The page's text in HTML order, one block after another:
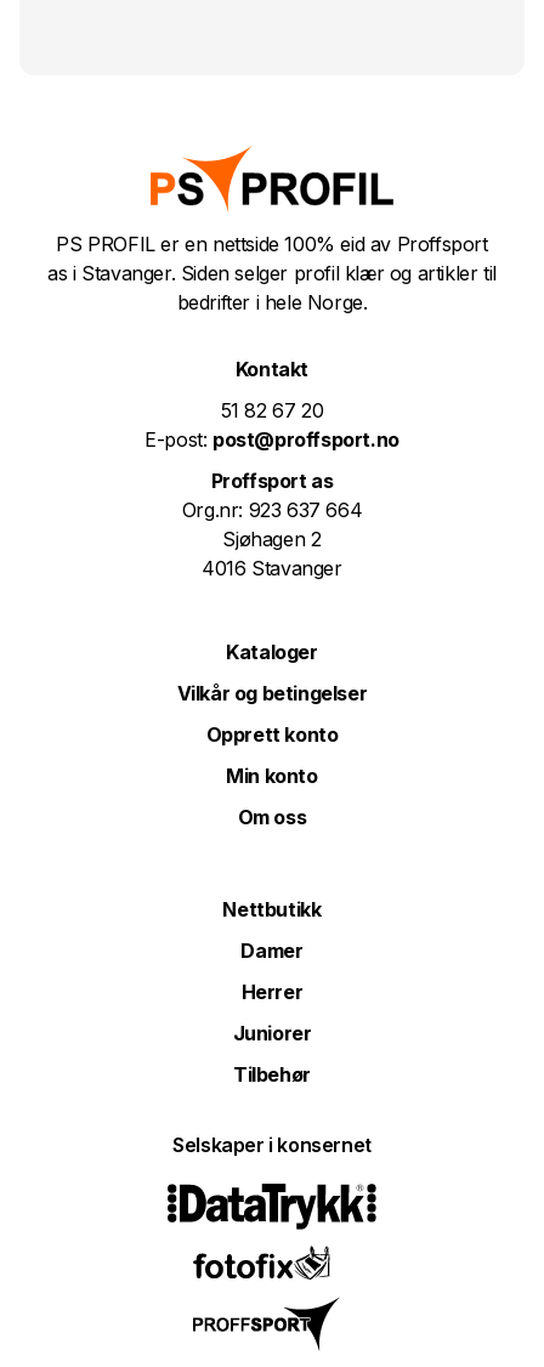
PS PROFIL er en nettside 100% eid av Proffsport
as i Stavanger. Siden selger profil klær og artikler til
bedrifter i hele Norge.
Kontakt
51 82 67 20
E-post: post@proffsport.no
Proffsport as
Org.nr: 923 637 664
Sjøhagen 2
4016 Stavanger
Kataloger
Vilkår og betingelser
Opprett konto
Min konto
Om oss
Nettbutikk
Damer
Herrer
Juniorer
Tilbehør
Selskaper i konsernet